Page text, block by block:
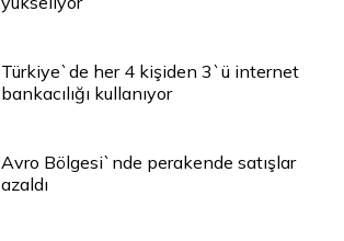
Türkiye`de her 4 kişiden 3`ü internet
bankacılığı kullanıyor
Avro Bölgesi`nde perakende satışlar
azaldı